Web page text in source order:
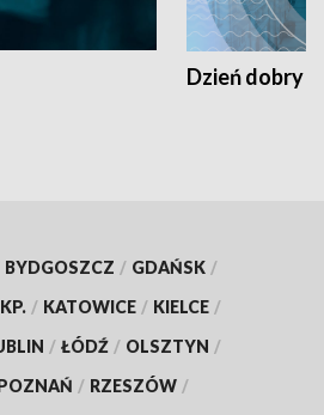
Dzień dobry
BYDGOSZCZ / GDAŃSK /
/ KATOWICE / KIELCE /
/ ŁÓDŹ / OLSZTYN /
/ RZESZÓW /